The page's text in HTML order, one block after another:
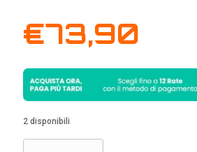
€73,90
2 disponibili